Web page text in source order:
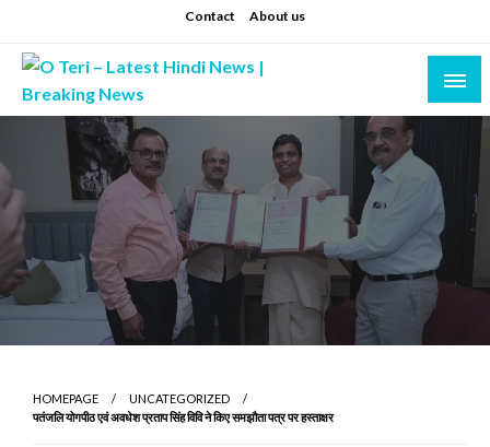
to
content
Contact About us
O Teri – Latest Hindi News | Breaking News
Prashant sharma (shastri)
HOMEPAGE
UNCATEGORIZED
पतंजलि योगपीठ एवं अवधेश प्रताप सिंह विवि ने किए समझौता पत्र पर हस्ताक्षर